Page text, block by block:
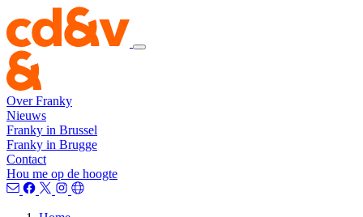
Over Franky
Nieuws
Franky in Brussel
Franky in Brugge
Contact
Hou me op de hoogte